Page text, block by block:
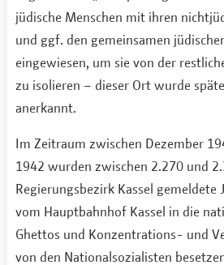
jüdische Menschen mit ihren
und ggf. den gemeinsamen
eingewiesen, um sie von der
zu isolieren – dieser Ort wurde
anerkannt.
Im Zeitraum zwischen Dezember
1942 wurden zwischen 2.270 und
Regierungsbezirk Kassel gemeldete
vom Hauptbahnhof Kassel in die
Ghettos und Konzentrations- und
von den Nationalsozialisten